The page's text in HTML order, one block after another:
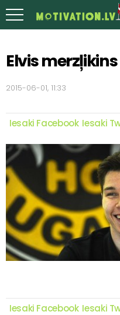
Elvis
2015-06-01, 11:33
Iesaki Facebook Iesaki
Iesaki Facebook Iesaki